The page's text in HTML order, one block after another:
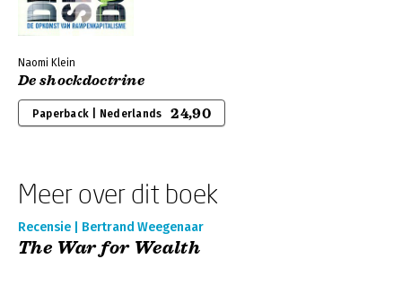
Naomi Klein
De shockdoctrine
Paperback | Nederlands 24,90
Meer over dit boek
Recensie | Bertrand Weegenaar
The War for Wealth